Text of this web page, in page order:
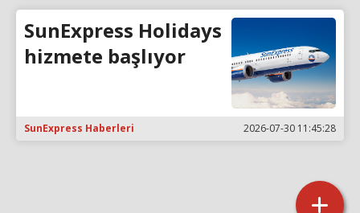
SunExpress Holidays
hizmete başlıyor
SunExpress Haberleri 2026-07-30 11:45:28